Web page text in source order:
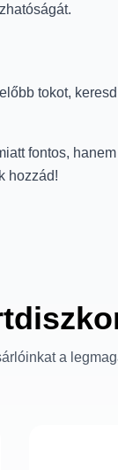
tokot,
fontos,
hozzád!
a